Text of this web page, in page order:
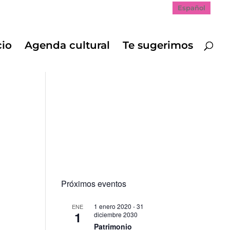
Español
Agenda cultural Te sugerimos
Próximos eventos
ENE
1
1 enero 2020 -31
diciembre 2030
Patrimonio